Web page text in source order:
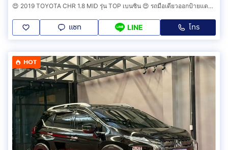
😍 2019 TOYOTA CHR 1.8 MID รุ่น TOP เบนซิน 😍 รถมือเดียวออกป้ายแดง รถวิ่งน้อย สภาพป้ายแดง รถไม่เคยมีอุบัติเหตุ
แชท LINE โทร
HOT